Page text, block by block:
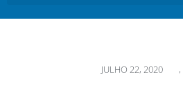
JULHO 22, 2020 ,